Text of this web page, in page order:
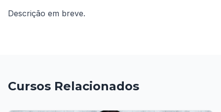
Descrição em breve.
Cursos Relacionados